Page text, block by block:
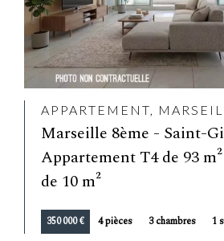
APPARTEMENT,
Marseille 8ème - Saint-
Appartement T4 de 93
de 10 m²
350 000 € 4 pièces 3 chambres 1